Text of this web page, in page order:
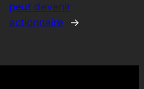
peut devenir
actionnaire
→